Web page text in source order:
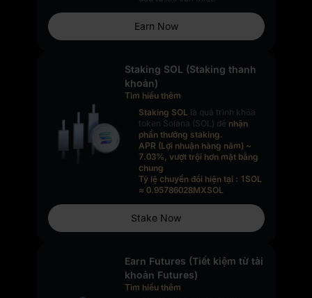
Earn Now
Staking SOL (Staking thanh
khoản)
Tìm hiểu thêm
Staking SOL là quá trình khóa
token Solana (SOL) để nhận
phần thưởng staking.
APR (Lợi nhuận hàng năm) ~
7.03%, vượt trội hơn mặt bằng
chung
Tỷ lệ chuyển đổi hiện tại : 1SOL
≈ 0.95786028MXSOL
Stake Now
Earn Futures (Tiết kiệm từ tài
khoản Futures)
Tìm hiểu thêm